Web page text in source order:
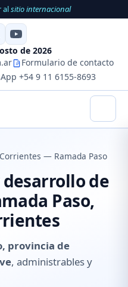
alsitio internacional
de 2026
Formulario de contacto
+54 9 11 6155-8693
Corrientes — Ramada Paso
de
Paso,
provincia de
, administrables y